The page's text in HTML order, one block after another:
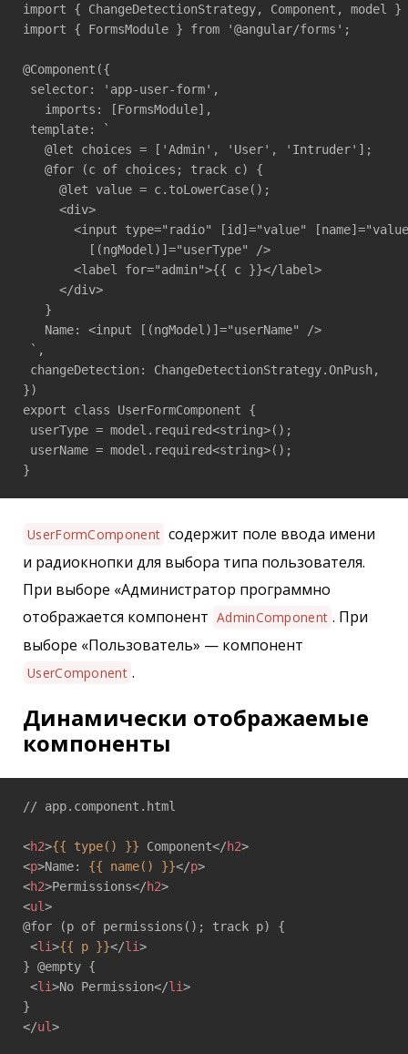
import { ChangeDetectionStrategy, Component, model
import { FormsModule } from '@angular/forms';
@Component({
selector: 'app-user-form',
   imports: [FormsModule],
template: `
   @let choices = ['Admin', 'User', 'Intruder'];
   @for (c of choices; track c) {
     @let value = c.toLowerCase();
     <div>
<input type="radio" [id]="value"
         [(ngModel)]="userType" />
       <label for="admin">{{ c }}</label>
     </div>
   }
   Name: <input [(ngModel)]="userName" />
`,
changeDetection: ChangeDetectionStrategy.OnPush,
})
export class UserFormComponent {
userType = model.required<string>();
userName = model.required<string>();
}
UserFormComponent содержит поле ввода имени
и радиокнопки для выбора типа пользователя.
При выборе «Администратор программно
отображается компонент AdminComponent . При
выборе «Пользователь» — компонент
UserComponent .
Динамически отображаемые
компоненты
// app.component.html
<h2>{{ type() }} Component</h2>
<p>Name: {{ name() }}</p>
<h2>Permissions</h2>
<ul>
@for (p of permissions(); track p) {
<li>{{ p }}</li>
} @empty {
<li>No Permission</li>
</ul>